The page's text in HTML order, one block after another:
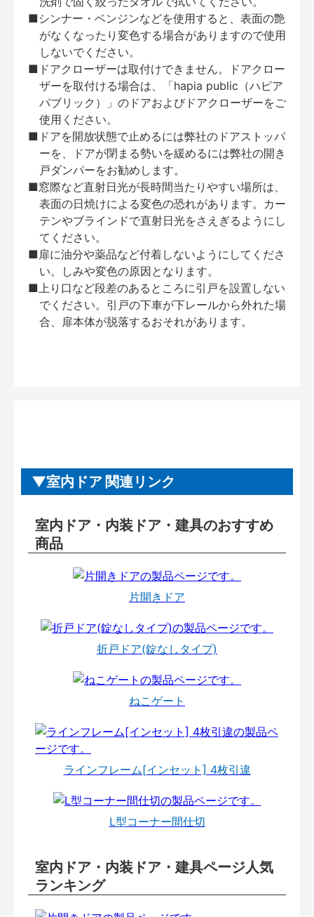
■シンナー・ベンジンなどを使用すると、表面の艶
がなくなったり変色する場合がありますので使用
しないでください。
■ドアクローザーは取付けできません。ドアクロー
ザーを取付ける場合は、「hapia public（ハピア
パブリック）」のドアおよびドアクローザーをご
使用ください。
■ドアを開放状態で止めるには弊社のドアストッパ
ーを、ドアが閉まる勢いを緩めるには弊社の開き
戸ダンパーをお勧めします。
■窓際など直射日光が長時間当たりやすい場所は、
表面の日焼けによる変色の恐れがあります。カー
テンやブラインドで直射日光をさえぎるようにし
てください。
■扉に油分や薬品など付着しないようにしてくださ
い。しみや変色の原因となります。
■上り口など段差のあるところに引戸を設置しない
でください。引戸の下車が下レールから外れた場
合、扉本体が脱落するおそれがあります。
室内ドア 関連リンク
室内ドア・内装ドア・建具のおすすめ
商品
片開きドア
折戸ドア(錠なしタイプ)
ねこゲート
ラインフレーム[インセット] 4枚引違
L型コーナー間仕切
室内ドア・内装ドア・建具ページ人気
ランキング